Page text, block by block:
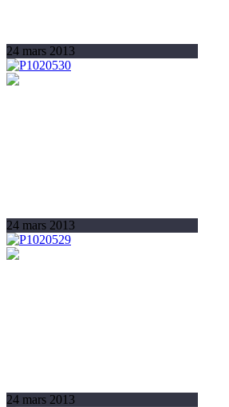
24 mars 2013
24 mars 2013
24 mars 2013